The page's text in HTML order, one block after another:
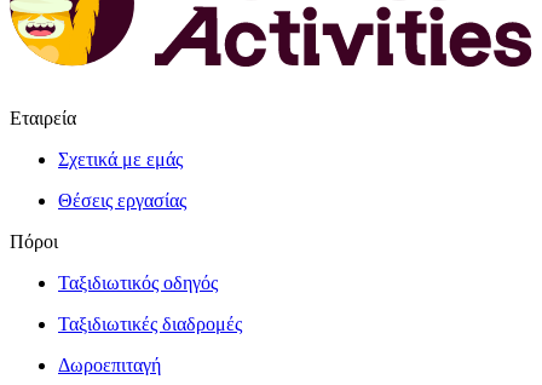
Εταιρεία
Σχετικά με εμάς
Θέσεις εργασίας
Πόροι
Ταξιδιωτικός οδηγός
Ταξιδιωτικές διαδρομές
Δωροεπιταγή